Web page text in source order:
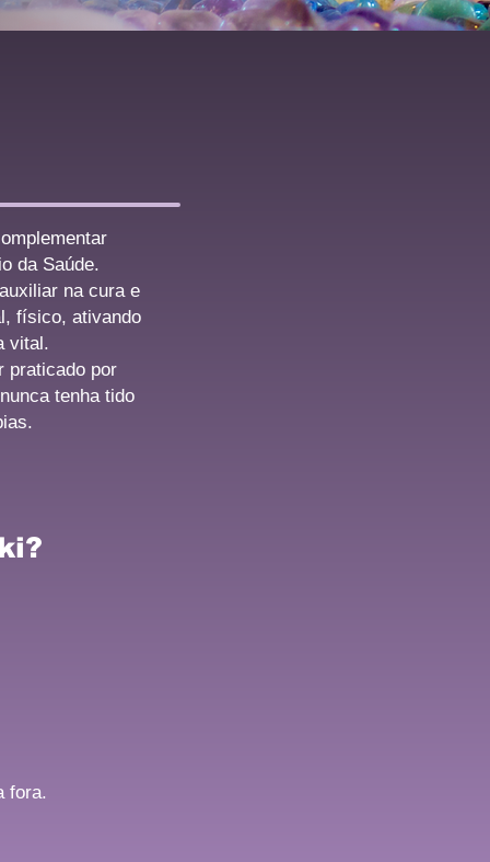
da Saúde.
na cura e
físico, ativando
vital.
praticado por
tenha tido
fora.